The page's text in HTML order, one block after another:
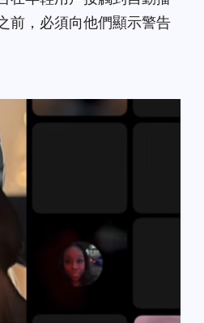
前，必須向他們顯示警告